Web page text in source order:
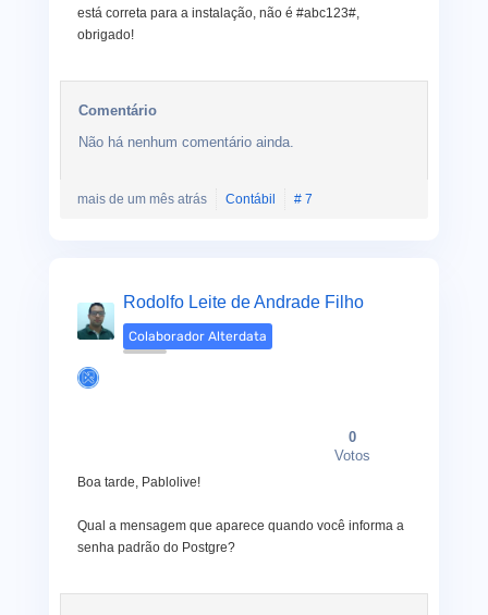
está correta para a instalação, não é #abc123#,
obrigado!
Comentário
Não há nenhum comentário ainda.
mais de um mês atrás Contábil # 7
Rodolfo Leite de Andrade Filho
Colaborador Alterdata
0
Votos
Boa tarde, Pablolive!
Qual a mensagem que aparece quando você informa a
senha padrão do Postgre?